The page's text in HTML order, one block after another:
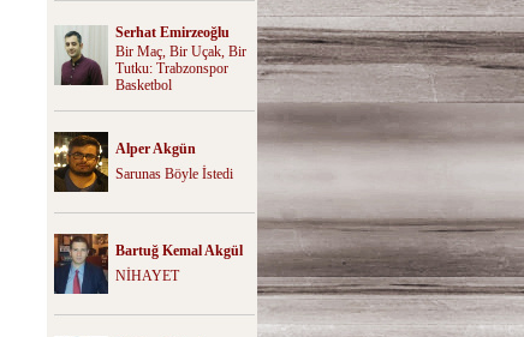
Serhat Emirzeoğlu
Bir Maç, Bir Uçak, Bir
Tutku: Trabzonspor
Basketbol
Alper Akgün
Sarunas Böyle İstedi
Bartuğ Kemal Akgül
NİHAYET